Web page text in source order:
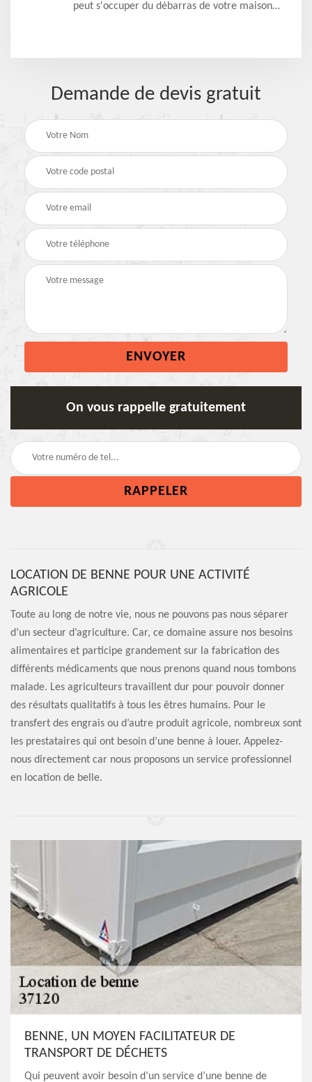
peut s'occuper du débarras de votre maison
Demande de devis gratuit
On vous rappelle gratuitement
LOCATION DE BENNE POUR UNE ACTIVITÉ
AGRICOLE
Toute au long de notre vie, nous ne pouvons pas nous séparer
d’un secteur d’agriculture. Car, ce domaine assure nos besoins
alimentaires et participe grandement sur la fabrication des
différents médicaments que nous prenons quand nous tombons
malade. Les agriculteurs travaillent dur pour pouvoir donner
des résultats qualitatifs à tous les êtres humains. Pour le
transfert des engrais ou d’autre produit agricole, nombreux sont
les prestataires qui ont besoin d’une benne à louer. Appelez-
nous directement car nous proposons un service professionnel
en location de belle.
BENNE, UN MOYEN FACILITATEUR DE
TRANSPORT DE DÉCHETS
Qui peuvent avoir besoin d’un service d’une benne de